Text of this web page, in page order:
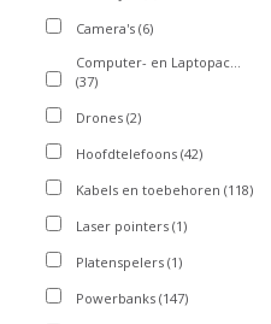
Camera's (6)
Computer- en Laptopaccessoires
(37)
Drones (2)
Hoofdtelefoons (42)
Kabels en toebehoren (118)
Laser pointers (1)
Platenspelers (1)
Powerbanks (147)